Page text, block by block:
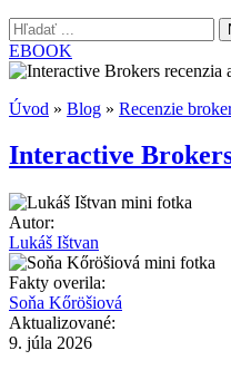
Hľadať:
EBOOK
Úvod » Blog » Recenzie
Interactive Brokers
Autor:
Lukáš Ištvan
Fakty overila:
Soňa Kőröšiová
Aktualizované:
9. júla 2026